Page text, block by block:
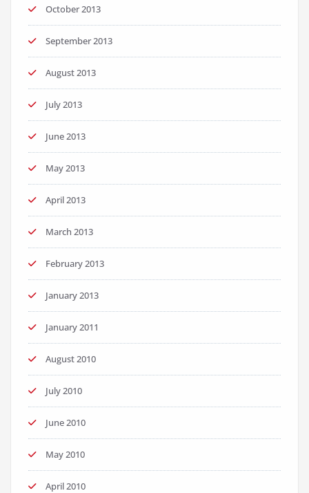
October 2013
September 2013
August 2013
July 2013
June 2013
May 2013
April 2013
March 2013
February 2013
January 2013
January 2011
August 2010
July 2010
June 2010
May 2010
April 2010